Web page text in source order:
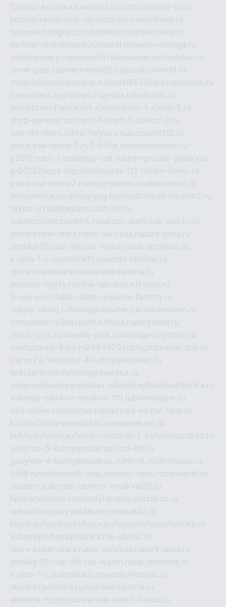
13autor-kolonka.rusormol.ru2rich.ru hostel-65.ru
hostserve.ruporno-na-russkom.ru mishinlab.ru
neznobi.rubigfatcc.ru habble.rustarbucksvia.ru
delfinet.rusilvernano.ruelestal.ruvektor-doroga.ru
velotrenajery.rupronso54.ru lenasever.ru lovinskix.ru
show-pets.rusmartnews03.rudiscofoxworld.ru
miraclecoon.rupongup.ru hostel65.ru liura.ruglasspb.ru
firehunters.rugribowo.rugnalis.rubulkitula.ru
hometown-france.ru1-xbeticricetc-1-xbetti-5.ru
shop-garena.rucricetc-1-xbetr-1-xbetcc-2.ru
one-life-story.rutop-halyava.ruaccounts112.ru
poka-vse-doma-2.ru3-d-file.ru hahahaharms.ru
g2012.rutst-1.rushaggy-cat.ruopsmgr.ruev-gallery.ru
g-2012.ruops-mgr.ruaccounts-112.rucsm-demo.ru
poka-vse-doma2.ruairgungames.ruallseo-host.ru
tehosmotre.ruvarieta-yug.rucricetc1xbetr1xbetcc2.ru
raytor-d.ruatillagunn.ru3d-file.ru
1xbeticricetc1xbetti5.ruuafoot-statti.rue-abis1c.ru
store-brawl-stars.rukts-services.rudark-sand.ru
sindika-01.rusp-life.rux-legion.rusib-archives.ru
e-abis-1-c.rusindika01.ruvenda-festival.ru
store-brawlstars.rudooraleksandria.ru
antenna-highly.ru mine-lab-msk.ru1-mus.ru
3-sex-porn.ruban-damn.rupurse-factory.ru
viagra-tablet.rufasbags.ruadler-jun.rubandamn.ru
fincontech.ru3sexporn.ru1mus.rudarksand.ru
rebus-toys.ru minelab-msk.rualabuga-cityhotel.ru
medsprawo-4-ka.ru2864420.rublagodarenie-spb.ru
zajmy24.rutovudyi-4-kuhnyanazakaz.ru
brazzerscom.ru medsprawo4ka.ru
xehyroo5kuhnyanazakaz.rufabrikayfabrikaefabrika.ru
vskrytie-zamkov-moskva-113.rubiletnadom.ru
zed-online.rupimchax.rubrazzers-hd.ruz-host.ru
kitubeu2kuhnyanazakaz.ru naperekate.ru
kuhnyaofabrikaufabrik.rukitubeu-2-kuhnyanazakaz.ru
xehyroo-5-kuhnyanazakaz.rucs-68.ru
guzywia-4-kuhnyanazakaz.ru mir-tk.ruvlknrussia.ru
cs68.ruvladivostok-map.ruvideo-seks.rubankaribi.ru
raszar.ruvskrytie-zamkov-moskva113.ru
lipetsktelecom.rutovudyi4kuhnyanazakaz.ru
seksuzb.ruguzywia4kuhnyanazakaz.ru
fabrikaofabrikaokuhny.rukuhnyaekuhnyaafabrika.ru
kuhnyaykuhnyayfabrika.rue-abis1c.ru
store-brawl-stars.rukts-services.rudark-sand.ru
sindika-01.rusp-life.rux-legion.rusib-archives.ru
e-abis-1-c.rusindika01.ruvenda-festival.ru
store-brawlstars.rudooraleksandria.ru
antenna-highly.ru mine-lab-msk.ru1-mus.ru